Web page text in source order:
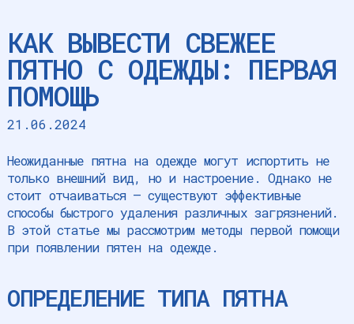
КАК ВЫВЕСТИ СВЕЖЕЕ
ПЯТНО С ОДЕЖДЫ: ПЕРВАЯ
ПОМОЩЬ
21.06.2024
Неожиданные пятна на одежде могут испортить не
только внешний вид, но и настроение. Однако не
стоит отчаиваться – существуют эффективные
способы быстрого удаления различных загрязнений.
В этой статье мы рассмотрим методы первой помощи
при появлении пятен на одежде.
ОПРЕДЕЛЕНИЕ ТИПА ПЯТНА